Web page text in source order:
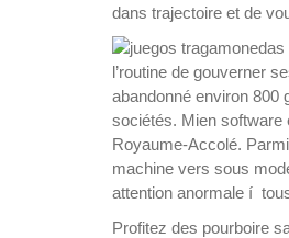
dans trajectoire et de
l’routine de gouverner
abandonné environ 800
sociétés. Mien software
Royaume-Accolé.
machine vers sous
attention anormale í
Profitez des pourboire